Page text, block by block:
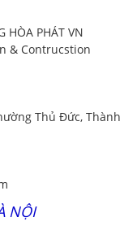
HÒA PHÁT VN
& Contrucstion
Thủ Đức, Thành
NỘI